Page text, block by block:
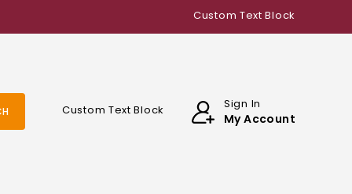
Custom Text Block
Sign In
My Account
Custom Text Block